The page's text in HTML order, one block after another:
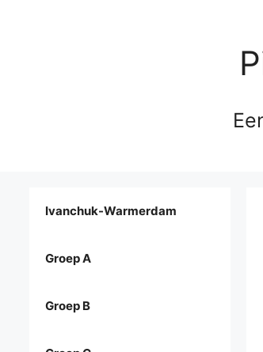
Ivanchuk-Warmerdam
Groep A
Groep B